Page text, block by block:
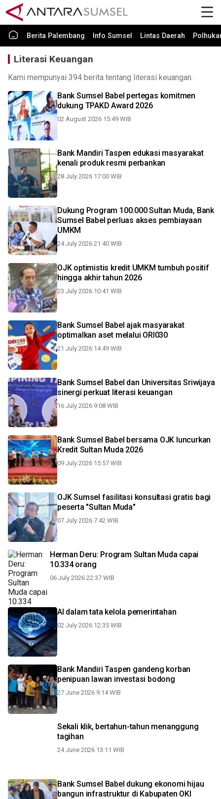
Berita Palembang Info Sumsel Lintas Daerah
Literasi Keuangan
Kami mempunyai 394 berita tentang literasi keuangan.
Bank Sumsel Babel pertegas komitmen
dukung TPAKD Award 2026
02 August 2026 15:49 WIB
Bank Mandiri Taspen edukasi masyarakat
kenali produk resmi perbankan
28 July 2026 17:00 WIB
Dukung Program 100.000 Sultan Muda, Bank
Sumsel Babel perluas akses pembiayaan
UMKM
24 July 2026 21:40 WIB
OJK optimistis kredit UMKM tumbuh positif
hingga akhir tahun 2026
23 July 2026 10:41 WIB
Bank Sumsel Babel ajak masyarakat
optimalkan aset melalui ORI030
21 July 2026 14:49 WIB
Bank Sumsel Babel dan Universitas Sriwijaya
sinergi perkuat literasi keuangan
16 July 2026 9:08 WIB
Bank Sumsel Babel bersama OJK luncurkan
Kredit Sultan Muda 2026
09 July 2026 15:57 WIB
OJK Sumsel fasilitasi konsultasi gratis bagi
peserta "Sultan Muda"
07 July 2026 7:42 WIB
Herman Deru: Program Sultan Muda capai
10.334 orang
06 July 2026 22:37 WIB
AI dalam tata kelola pemerintahan
02 July 2026 12:35 WIB
Bank Mandiri Taspen gandeng korban
penipuan lawan investasi bodong
27 June 2026 9:14 WIB
Sekali klik, bertahun-tahun menanggung
tagihan
24 June 2026 13:11 WIB
Bank Sumsel Babel dukung ekonomi hijau
bangun infrastruktur di Kabupaten OKI